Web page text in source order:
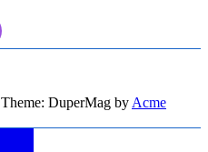
Theme: DuperMag by Acme